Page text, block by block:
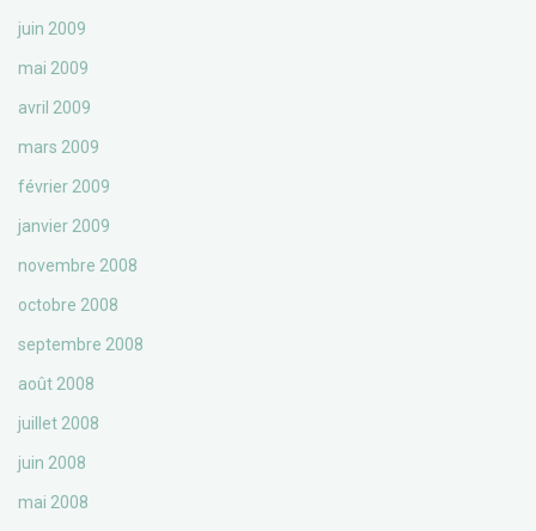
juin 2009
mai 2009
avril 2009
mars 2009
février 2009
janvier 2009
novembre 2008
octobre 2008
septembre 2008
août 2008
juillet 2008
juin 2008
mai 2008